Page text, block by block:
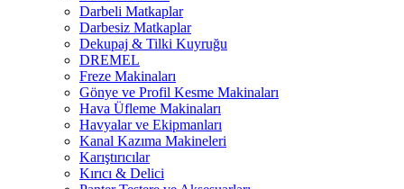
Darbeli Matkaplar
Darbesiz Matkaplar
Dekupaj & Tilki Kuyruğu
DREMEL
Freze Makinaları
Gönye ve Profil Kesme Makinaları
Hava Üfleme Makinaları
Havyalar ve Ekipmanları
Kanal Kazıma Makineleri
Karıştırıcılar
Kırıcı & Delici